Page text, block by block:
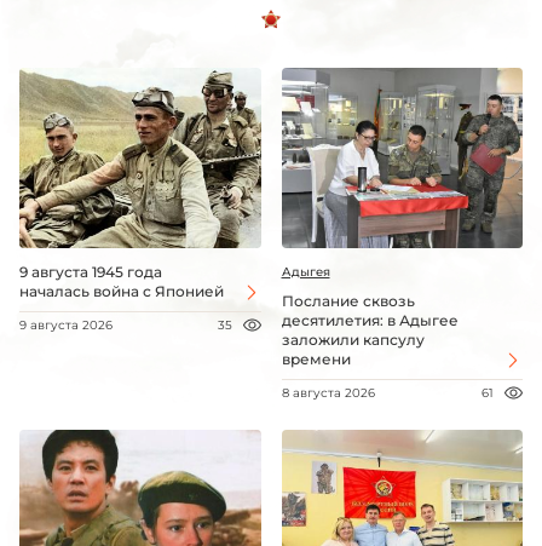
9 августа 1945 года
началась война с Японией
9 августа 2026 35
Адыгея
Послание сквозь
десятилетия: в Адыгее
заложили капсулу
времени
8 августа 2026 61